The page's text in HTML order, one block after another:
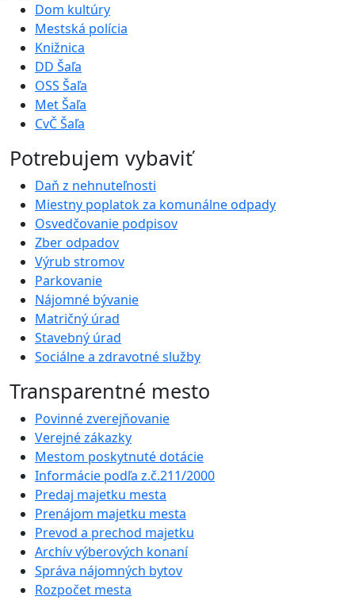
Dom kultúry
Mestská polícia
Knižnica
DD Šaľa
OSS Šaľa
Met Šaľa
CvČ Šaľa
Potrebujem vybaviť
Daň z nehnuteľnosti
Miestny poplatok za komunálne odpady
Osvedčovanie podpisov
Zber odpadov
Výrub stromov
Parkovanie
Nájomné bývanie
Matričný úrad
Stavebný úrad
Sociálne a zdravotné služby
Transparentné mesto
Povinné zverejňovanie
Verejné zákazky
Mestom poskytnuté dotácie
Informácie podľa z.č.211/2000
Predaj majetku mesta
Prenájom majetku mesta
Prevod a prechod majetku
Archív výberových konaní
Správa nájomných bytov
Rozpočet mesta